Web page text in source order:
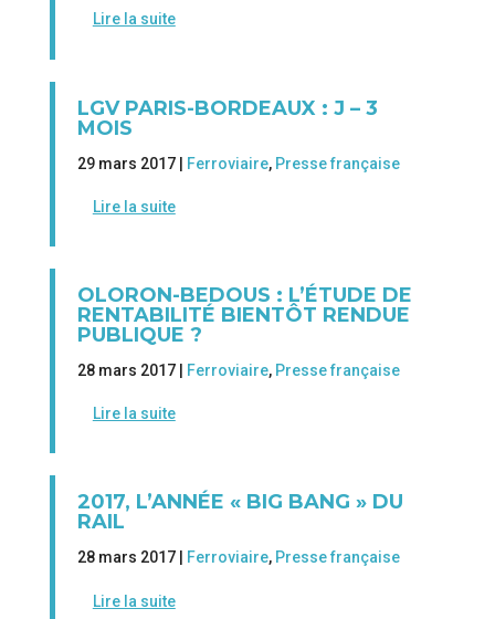
Lire la suite
LGV PARIS-BORDEAUX : J – 3
MOIS
29 mars 2017 | Ferroviaire, Presse française
Lire la suite
OLORON-BEDOUS : L’ÉTUDE DE
RENTABILITÉ BIENTÔT RENDUE
PUBLIQUE ?
28 mars 2017 | Ferroviaire, Presse française
Lire la suite
2017, L’ANNÉE « BIG BANG » DU
RAIL
28 mars 2017 | Ferroviaire, Presse française
Lire la suite